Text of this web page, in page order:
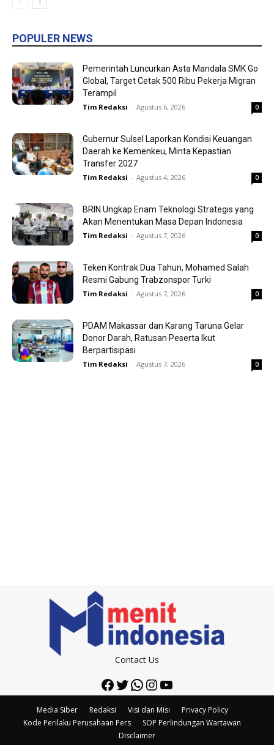
POPULER NEWS
Pemerintah Luncurkan Asta Mandala SMK Go
Global, Target Cetak 500 Ribu Pekerja Migran
Terampil
Tim Redaksi - Agustus 6, 2026 0
Gubernur Sulsel Laporkan Kondisi Keuangan
Daerah ke Kemenkeu, Minta Kepastian
Transfer 2027
Tim Redaksi - Agustus 4, 2026 0
BRIN Ungkap Enam Teknologi Strategis yang
Akan Menentukan Masa Depan Indonesia
Tim Redaksi - Agustus 7, 2026 0
Teken Kontrak Dua Tahun, Mohamed Salah
Resmi Gabung Trabzonspor Turki
Tim Redaksi - Agustus 7, 2026 0
PDAM Makassar dan Karang Taruna Gelar
Donor Darah, Ratusan Peserta Ikut
Berpartisipasi
Tim Redaksi - Agustus 7, 2026 0
Contact Us
Facebook
Twitter
WhatsApp
Instagram
YouTube
Media Siber Redaksi Visi dan Misi
Privacy Policy
Kode Perilaku Perusahaan Pers
SOP Perlindungan Wartawan
Disclaimer